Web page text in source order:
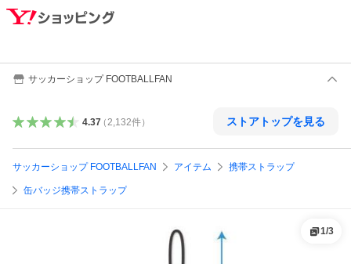
サッカーショップ FOOTBALLFAN
4.37（ 2,132件） ストアトップを見る
サッカーショップ FOOTBALLFAN アイテム 携帯ストラップ
缶バッジ携帯ストラップ
1/3